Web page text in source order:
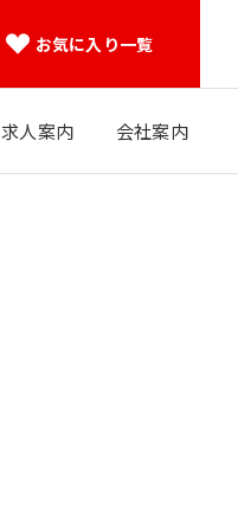
お気に入り一覧
求人案内 会社案内